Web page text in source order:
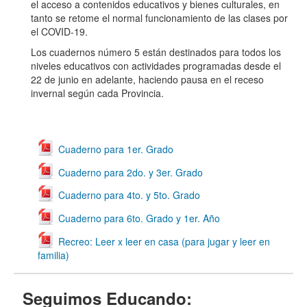
el acceso a contenidos educativos y bienes culturales, en
tanto se retome el normal funcionamiento de las clases por
el COVID-19.
Los cuadernos número 5 están destinados para todos los
niveles educativos con actividades programadas desde el
22 de junio en adelante, haciendo pausa en el receso
invernal según cada Provincia.
Cuaderno para 1er. Grado
Cuaderno para 2do. y 3er. Grado
Cuaderno para 4to. y 5to. Grado
Cuaderno para 6to. Grado y 1er. Año
Recreo: Leer x leer en casa (para jugar y leer en
familia)
Seguimos Educando: